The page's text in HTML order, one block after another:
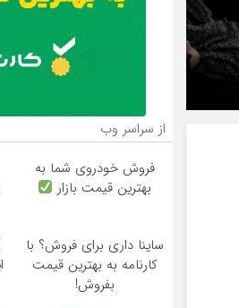
از سراسر وب
فروش خودروی شما به
بهترین قیمت بازار
ساینا داری برای فروش؟ با
کارنامه به بهترین قیمت
بفروش!